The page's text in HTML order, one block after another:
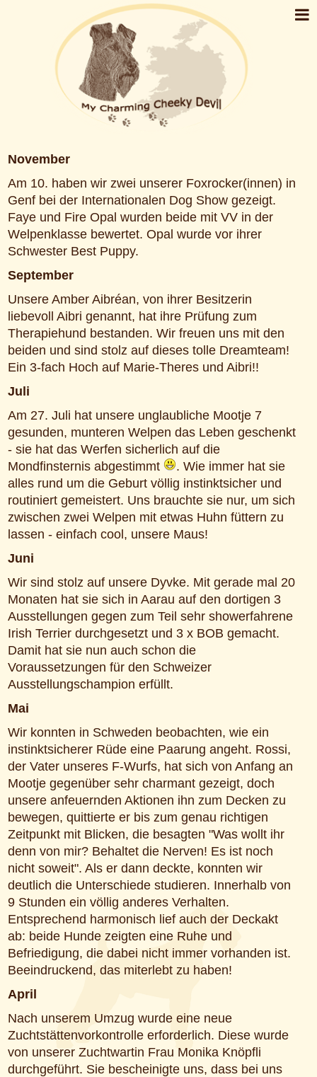
November
Am 10. haben wir zwei unserer Foxrocker(innen) in
Genf bei der Internationalen Dog Show gezeigt.
Faye und Fire Opal wurden beide mit VV in der
Welpenklasse bewertet. Opal wurde vor ihrer
Schwester Best Puppy.
September
Unsere Amber Aibréan, von ihrer Besitzerin
liebevoll Aibri genannt, hat ihre Prüfung zum
Therapiehund bestanden. Wir freuen uns mit den
beiden und sind stolz auf dieses tolle Dreamteam!
Ein 3-fach Hoch auf Marie-Theres und Aibri!!
Juli
Am 27. Juli hat unsere unglaubliche Mootje 7
gesunden, munteren Welpen das Leben geschenkt
- sie hat das Werfen sicherlich auf die
Mondfinsternis abgestimmt
. Wie immer hat sie
alles rund um die Geburt völlig instinktsicher und
routiniert gemeistert. Uns brauchte sie nur, um sich
zwischen zwei Welpen mit etwas Huhn füttern zu
lassen - einfach cool, unsere Maus!
Juni
Wir sind stolz auf unsere Dyvke. Mit gerade mal 20
Monaten hat sie sich in Aarau auf den dortigen 3
Ausstellungen gegen zum Teil sehr showerfahrene
Irish Terrier durchgesetzt und 3 x BOB gemacht.
Damit hat sie nun auch schon die
Voraussetzungen für den Schweizer
Ausstellungschampion erfüllt.
Mai
Wir konnten in Schweden beobachten, wie ein
instinktsicherer Rüde eine Paarung angeht. Rossi,
der Vater unseres F-Wurfs, hat sich von Anfang an
Mootje gegenüber sehr charmant gezeigt, doch
unsere anfeuernden Aktionen ihn zum Decken zu
bewegen, quittierte er bis zum genau richtigen
Zeitpunkt mit Blicken, die besagten "Was wollt ihr
denn von mir? Behaltet die Nerven! Es ist noch
nicht soweit". Als er dann deckte, konnten wir
deutlich die Unterschiede studieren. Innerhalb von
9 Stunden ein völlig anderes Verhalten.
Entsprechend harmonisch lief auch der Deckakt
ab: beide Hunde zeigten eine Ruhe und
Befriedigung, die dabei nicht immer vorhanden ist.
Beeindruckend, das miterlebt zu haben!
April
Nach unserem Umzug wurde eine neue
Zuchtstättenvorkontrolle erforderlich. Diese wurde
von unserer Zuchtwartin Frau Monika Knöpfli
durchgeführt. Sie bescheinigte uns, dass bei uns